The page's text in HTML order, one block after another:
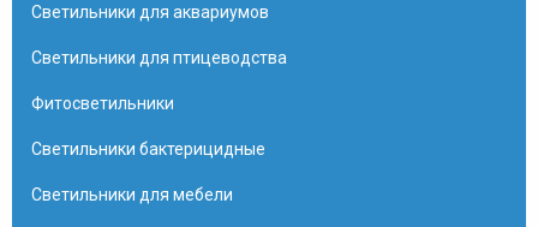
Светильники для аквариумов
Светильники для птицеводства
Фитосветильники
Светильники бактерицидные
Светильники для мебели